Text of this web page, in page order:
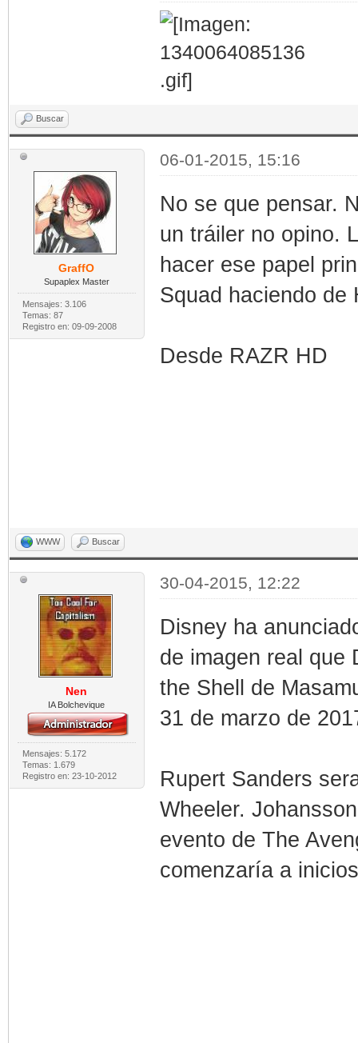
Buscar
GraffO
Supaplex Master
Mensajes: 3.106
Temas: 87
Registro en: 09-09-2008
06-01-2015, 15:16
No se que pensar.
un tráiler no opino.
hacer ese papel
Squad haciendo de
Desde RAZR HD
WWW Buscar
Nen
IA Bolchevique
Mensajes: 5.172
Temas: 1.679
Registro en: 23-10-2012
30-04-2015, 12:22
Disney ha
de imagen real que
the Shell de
31 de marzo de
Rupert Sanders
Wheeler.
evento de The
comenzaría a